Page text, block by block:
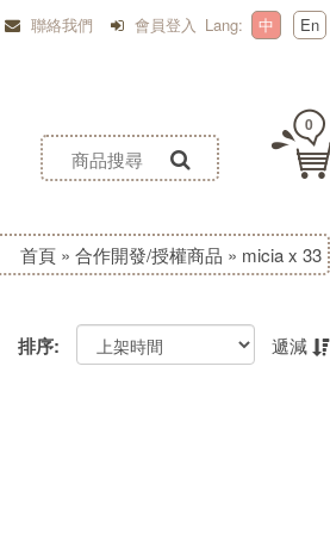
聯絡我們 會員登入 Lang: 中 En
0
首頁 » 合作開發/授權商品 » micia x 33
排序: 遞減